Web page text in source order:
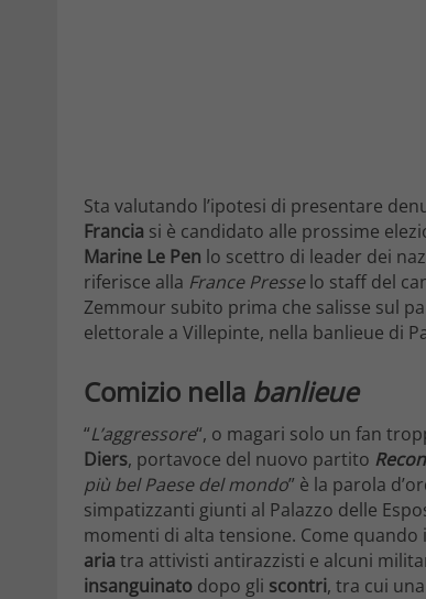
Sta valutando l’ipotesi di presentare
Francia si è candidato alle prossime
Marine Le Pen lo scettro di leader dei
riferisce alla France Presselo staff del
Zemmour subito prima che salisse sul
elettorale a Villepinte, nella banlieue di
Comizio nella banlieue
“L’aggressore“, o magari solo un fan
Diers, portavoce del nuovo partito
più bel Paese del mondo” è la parola
simpatizzanti giunti al Palazzo delle
momenti di alta tensione. Come
aria tra attivisti antirazzisti e alcuni
insanguinato dopo gli scontri, tra cui